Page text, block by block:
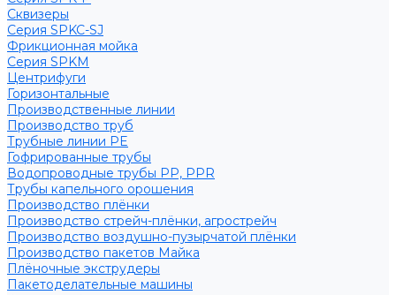
Сквизеры
Серия SPKC-SJ
Фрикционная мойка
Серия SPKM
Центрифуги
Горизонтальные
Производственные линии
Производство труб
Трубные линии PE
Гофрированные трубы
Водопроводные трубы PP, PPR
Трубы капельного орошения
Производство плёнки
Производство стрейч-плёнки, агрострейч
Производство воздушно-пузырчатой плёнки
Производство пакетов Майка
Плёночные экструдеры
Пакетоделательные машины